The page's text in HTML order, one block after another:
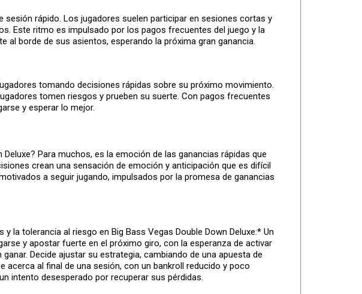
sesión rápido. Los jugadores suelen participar en sesiones cortas y
Este ritmo es impulsado por los pagos frecuentes del juego y la
borde de sus asientos, esperando la próxima gran ganancia.
tomando decisiones rápidas sobre su próximo movimiento.
tomen riesgos y prueben su suerte. Con pagos frecuentes
y esperar lo mejor.
Para muchos, es la emoción de las ganancias rápidas que
crean una sensación de emoción y anticipación que es difícil
a seguir jugando, impulsados por la promesa de ganancias
la tolerancia al riesgo en Big Bass Vegas Double Down Deluxe:* Un
y apostar fuerte en el próximo giro, con la esperanza de activar
Decide ajustar su estrategia, cambiando de una apuesta de
al final de una sesión, con un bankroll reducido y poco
intento desesperado por recuperar sus pérdidas.